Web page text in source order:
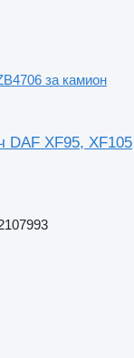
за камион
DAF XF95, XF105